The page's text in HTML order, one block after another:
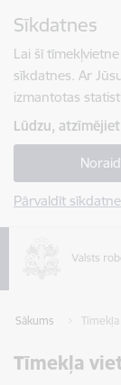
Sīkdatnes
Lai šī
sīkdatnes. Ar
izmantotas
Lūdzu,
Pārvaldīt
Sākums
Tīmekļa